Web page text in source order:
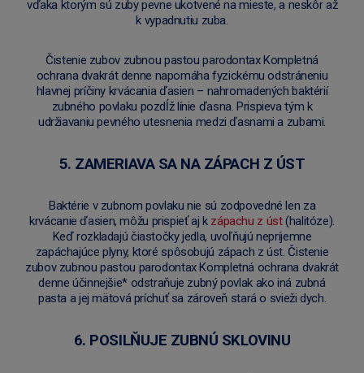
vďaka ktorým sú zuby pevne ukotvené na mieste, a neskôr až
k vypadnutiu zuba.
Čistenie zubov zubnou pastou parodontax Kompletná
ochrana dvakrát denne napomáha fyzickému odstráneniu
hlavnej príčiny krvácania ďasien – nahromadených baktérií
zubného povlaku pozdĺž línie ďasna. Prispieva tým k
udržiavaniu pevného utesnenia medzi ďasnami a zubami.
5. ZAMERIAVA SA NA ZÁPACH Z ÚST
Baktérie v zubnom povlaku nie sú zodpovedné len za
krvácanie ďasien, môžu prispieť aj k zápachu z úst(halitóze).
Keď rozkladajú čiastočky jedla, uvoľňujú nepríjemne
zapáchajúce plyny, ktoré spôsobujú zápach z úst. Čistenie
zubov zubnou pastou parodontax Kompletná ochrana dvakrát
denne účinnejšie* odstraňuje zubný povlak ako iná zubná
pasta a jej mätová príchuť sa zároveň stará o svieži dych.
6. POSILŇUJE ZUBNÚ SKLOVINU